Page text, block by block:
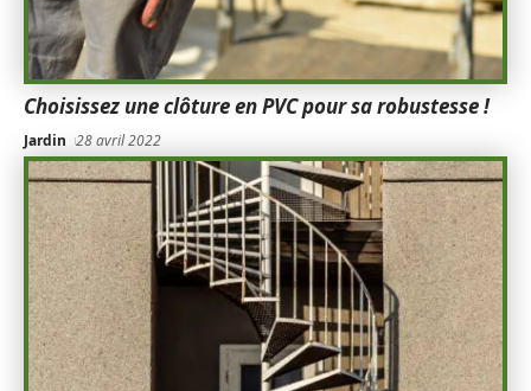
Choisissez une clôture en PVC pour sa robustesse !
Jardin 28 avril 2022